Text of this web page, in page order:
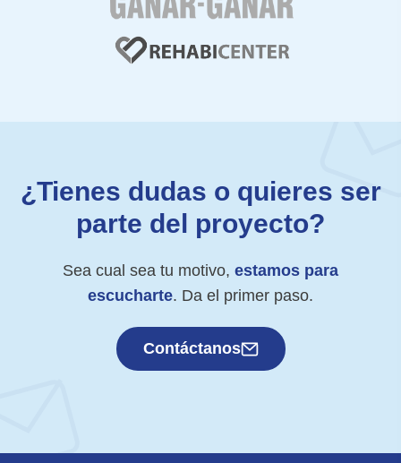
¿Tienes dudas o quieres ser
parte del proyecto?
Sea cual sea tu motivo, estamos para
escucharte. Da el primer paso.
Contáctanos